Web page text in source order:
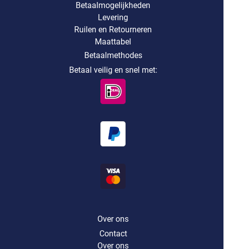
Betaalmogelijkheden
Levering
Ruilen en Retourneren
Maattabel
Betaalmethodes
Betaal veilig en snel met:
Over ons
Contact
Over ons